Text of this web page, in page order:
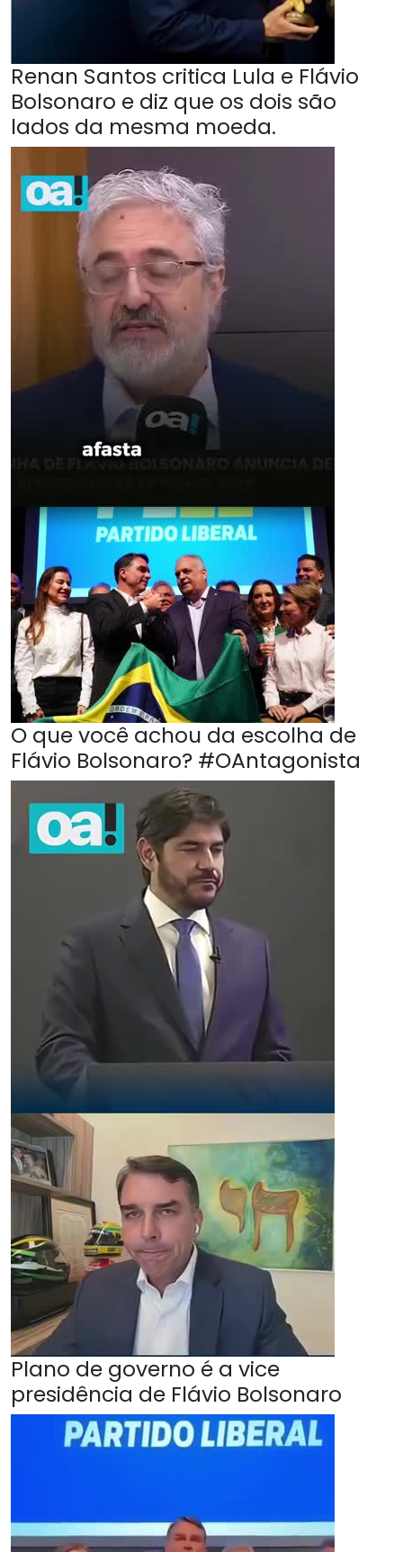
Renan Santos critica Lula e Flávio
Bolsonaro e diz que os dois são
lados da mesma moeda.
O que você achou da escolha de
Flávio Bolsonaro? #OAntagonista
Plano de governo é a vice
presidência de Flávio Bolsonaro